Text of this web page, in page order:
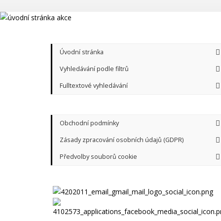
Úvodní stránka
Vyhledávání podle filtrů
Fulltextové vyhledávání
Obchodní podmínky
Zásady zpracování osobních údajů (GDPR)
Předvolby souborů cookie